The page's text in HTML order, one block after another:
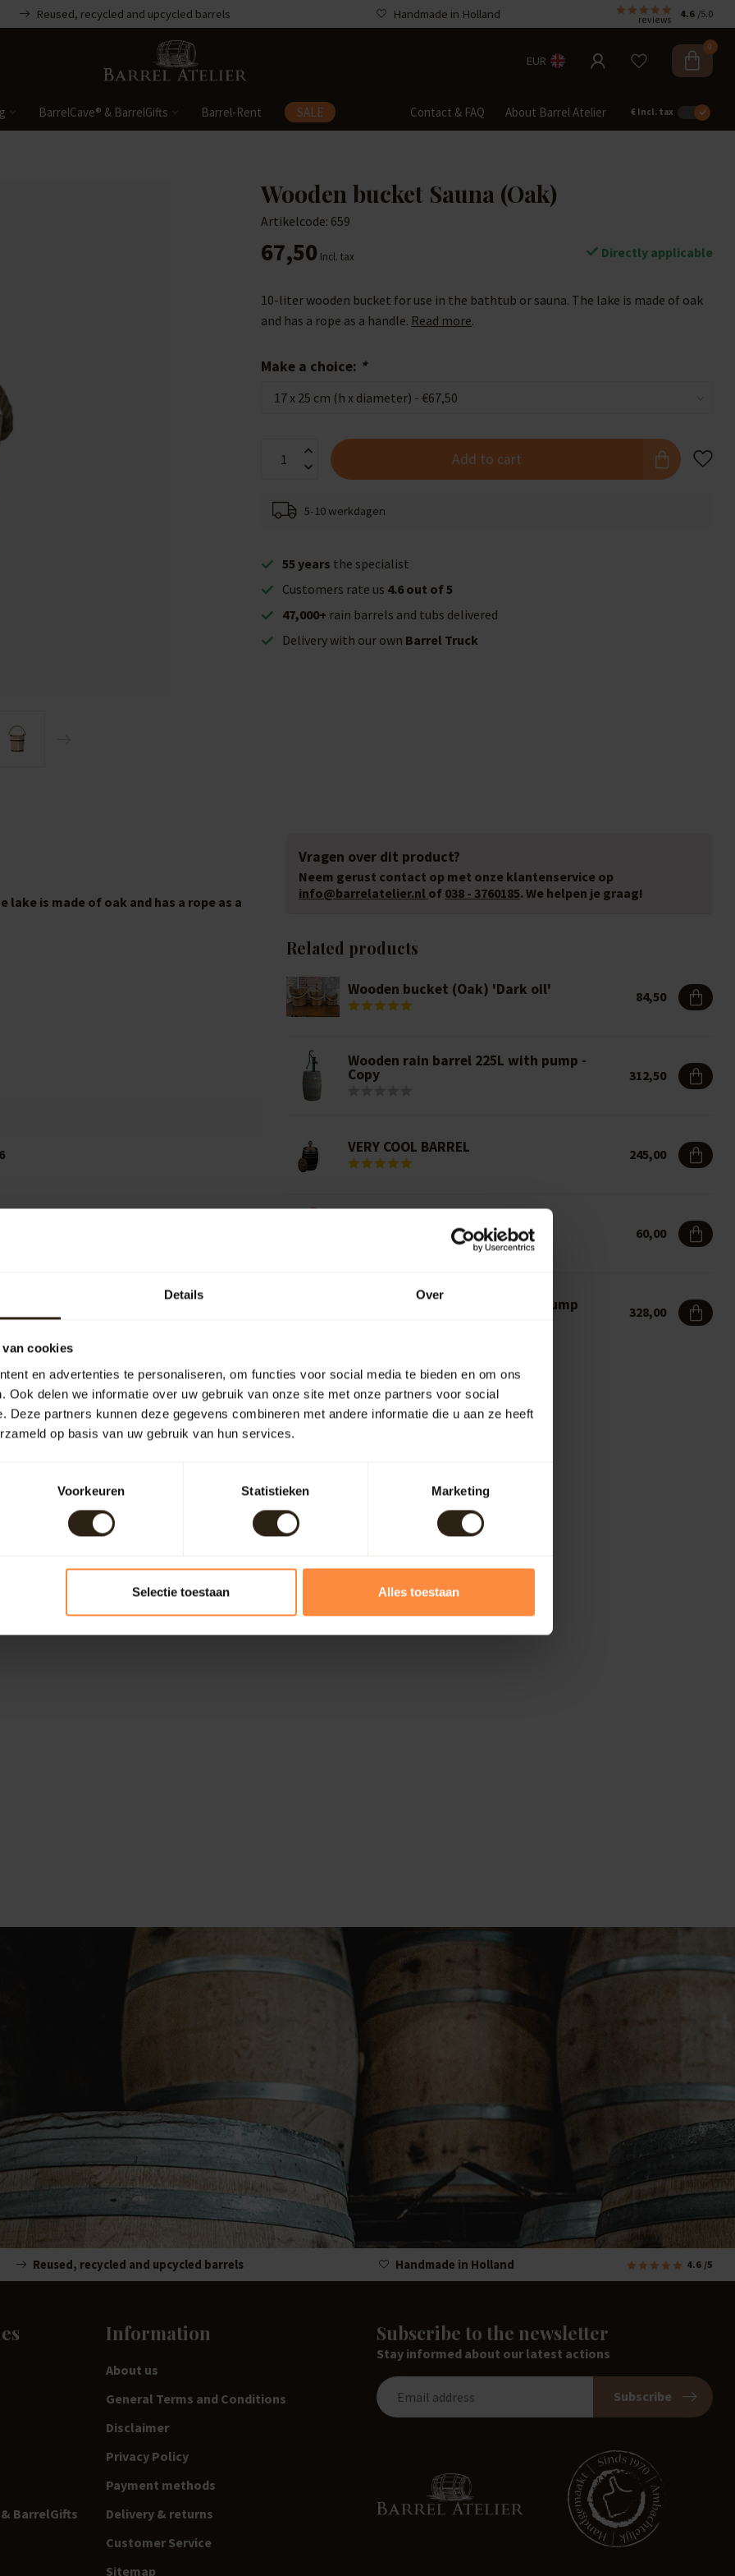
Details Over
van cookies
en advertenties te personaliseren, om functies voor social media te bieden en om ons
Ook delen we informatie over uw gebruik van onze site met onze partners voor social
Deze partners kunnen deze gegevens combineren met andere informatie die u aan ze heeft
op basis van uw gebruik van hun services.
Voorkeuren Statistieken Marketing
Selectie toestaan Alles toestaan
Reused, recycled and upcycled barrels Handmade in Holland reviews 4.6 /5.0
EUR
0
BarrelCave® & BarrelGifts Barrel-Rent SALE Contact & FAQ About Barrel Atelier € Incl. tax
Wooden bucket Sauna (Oak)
Artikelcode: 659
67,50 Incl. tax Directly applicable
10-liter wooden bucket for use in the bathtub or sauna. The lake is made of oak
and has a rope as a handle. Read more.
Make a choice: *
Add to cart
5-10 werkdagen
55 years the specialist
Customers rate us 4.6 out of 5
47,000+ rain barrels and tubs delivered
Delivery with our own Barrel Truck
is made of oak and has a rope as a
Vragen over dit product?
Neem gerust contact op met onze klantenservice op
info@barrelatelier.nl of 038 - 3760185. We helpen je graag!
Related products
Wooden bucket (Oak) 'Dark oil' 84,50
Wooden rain barrel 225L with pump -
Copy 312,50
VERY COOL BARREL 245,00
VERY COOL BARREL - Rent 60,00
Wooden rain barrel 225L with pump 328,00
Reused, recycled and upcycled barrels Handmade in Holland 4.6 /5
BarrelGifts
Information
About us
General Terms and Conditions
Disclaimer
Privacy Policy
Payment methods
Delivery & returns
Customer Service
Sitemap
Subscribe to the newsletter
Stay informed about our latest actions
Subscribe